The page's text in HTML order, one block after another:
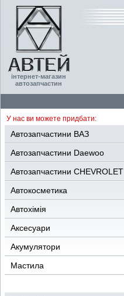
інтернет-магазин
автозапчастин
У нас ви можете придбати:
Автозапчастини ВАЗ
Автозапчастини Daewoo
Автозапчастини CHEVROLET
Автокосметика
Автохімія
Аксесуари
Акумулятори
Мастила